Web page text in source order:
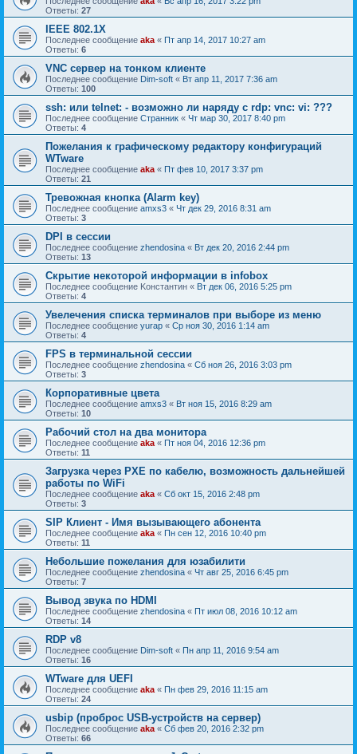
Ответы: 27
IEEE 802.1X
Последнее сообщение aka « Пт апр 14, 2017 10:27 am
Ответы: 6
VNC сервер на тонком клиенте
Последнее сообщение Dim-soft « Вт апр 11, 2017 7:36 am
Ответы: 100
ssh: или telnet: - возможно ли наряду с rdp: vnc: vi: ???
Последнее сообщение Странник « Чт мар 30, 2017 8:40 pm
Ответы: 4
Пожелания к графическому редактору конфигураций
WTware
Последнее сообщение aka « Пт фев 10, 2017 3:37 pm
Ответы: 21
Тревожная кнопка (Alarm key)
Последнее сообщение amxs3 « Чт дек 29, 2016 8:31 am
Ответы: 3
DPI в сессии
Последнее сообщение zhendosina « Вт дек 20, 2016 2:44 pm
Ответы: 13
Скрытие некоторой информации в infobox
Последнее сообщение Koнстaнтин « Вт дек 06, 2016 5:25 pm
Ответы: 4
Увелечения списка терминалов при выборе из меню
Последнее сообщение yurap « Ср ноя 30, 2016 1:14 am
Ответы: 4
FPS в терминальной сессии
Последнее сообщение zhendosina « Сб ноя 26, 2016 3:03 pm
Ответы: 3
Корпоративные цвета
Последнее сообщение amxs3 « Вт ноя 15, 2016 8:29 am
Ответы: 10
Рабочий стол на два монитора
Последнее сообщение aka « Пт ноя 04, 2016 12:36 pm
Ответы: 11
Загрузка через PXE по кабелю, возможность дальнейшей
работы по WiFi
Последнее сообщение aka « Сб окт 15, 2016 2:48 pm
Ответы: 3
SIP Клиент - Имя вызывающего абонента
Последнее сообщение aka « Пн сен 12, 2016 10:40 pm
Ответы: 11
Небольшие пожелания для юзабилити
Последнее сообщение zhendosina « Чт авг 25, 2016 6:45 pm
Ответы: 7
Вывод звука по HDMI
Последнее сообщение zhendosina « Пт июл 08, 2016 10:12 am
Ответы: 14
RDP v8
Последнее сообщение Dim-soft « Пн апр 11, 2016 9:54 am
Ответы: 16
WTware для UEFI
Последнее сообщение aka « Пн фев 29, 2016 11:15 am
Ответы: 24
usbip (проброс USB-устройств на сервер)
Последнее сообщение aka « Сб фев 20, 2016 2:32 pm
Ответы: 66